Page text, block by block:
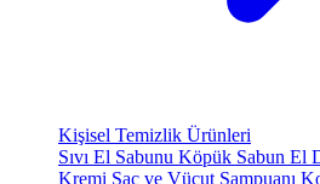
Kişisel Temizlik Ürünleri
Sıvı El Sabunu Köpük Sabun El
Kremi Saç ve Vücut Şampuanı